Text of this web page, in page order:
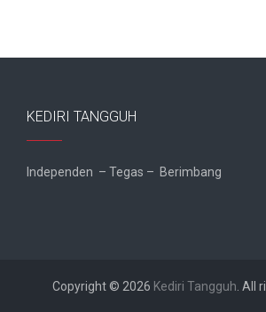
KEDIRI TANGGUH
Independen – Tegas – Berimbang
Copyright © 2026 Kediri Tangguh . All